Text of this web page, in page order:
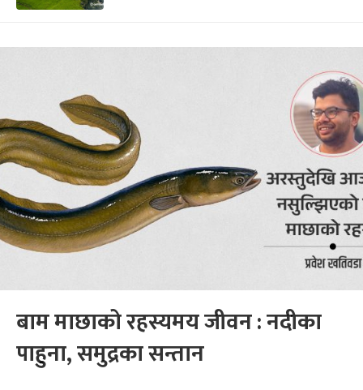
बाम माछाको रहस्यमय जीवन : नदीका
पाहुना, समुद्रका सन्तान